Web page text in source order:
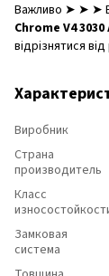
Важливо ➤ ➤ ➤
Chrome V4
відрізнятися
Виробник
Страна
производитель
Класс
Замковая
система